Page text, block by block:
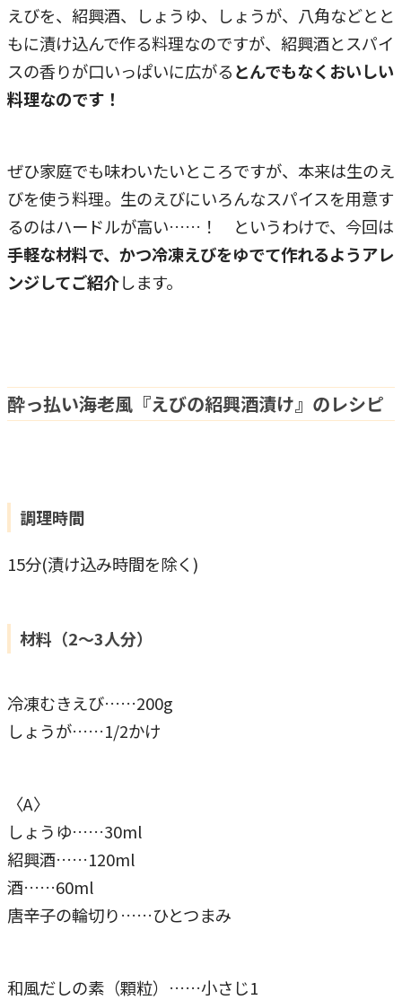
えびを、紹興酒、しょうゆ、しょうが、八角などとと
もに漬け込んで作る料理なのですが、紹興酒とスパイ
スの香りが口いっぱいに広がるとんでもなくおいしい
料理なのです！
ぜひ家庭でも味わいたいところですが、本来は生のえ
びを使う料理。生のえびにいろんなスパイスを用意す
るのはハードルが高い……！ というわけで、今回は
手軽な材料で、かつ冷凍えびをゆでて作れるようアレ
ンジしてご紹介します。
酔っ払い海老風『えびの紹興酒漬け』のレシピ
調理時間
15分(漬け込み時間を除く)
材料（2～3人分）
冷凍むきえび……200g
しょうが……1/2かけ
〈A〉
しょうゆ……30ml
紹興酒……120ml
酒……60ml
唐辛子の輪切り……ひとつまみ
和風だしの素（顆粒）……小さじ1